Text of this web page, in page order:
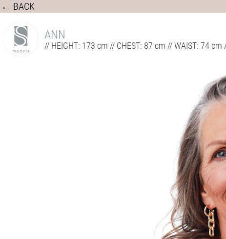
← BACK
ANN
// HEIGHT: 173 cm // CHEST: 87 cm // WAIST: 74 cm